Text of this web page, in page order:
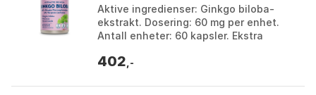
Aktive ingredienser: Ginkgo biloba-
ekstrakt. Dosering: 60 mg per enhet.
Antall enheter: 60 kapsler. Ekstra
cellulose, inulin....
402 ,-